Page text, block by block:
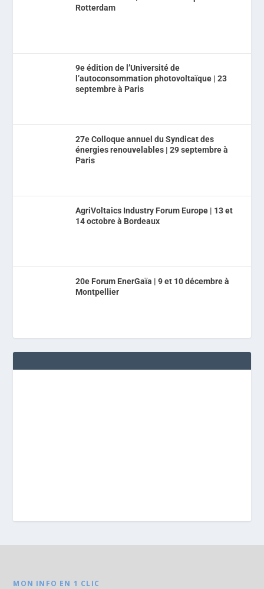
Rotterdam
9e édition de l’Université de
l’autoconsommation photovoltaïque | 23
septembre à Paris
27e Colloque annuel du Syndicat des
énergies renouvelables | 29 septembre à
Paris
AgriVoltaics Industry Forum Europe | 13 et
14 octobre à Bordeaux
20e Forum EnerGaïa | 9 et 10 décembre à
Montpellier
MON INFO EN 1 CLIC